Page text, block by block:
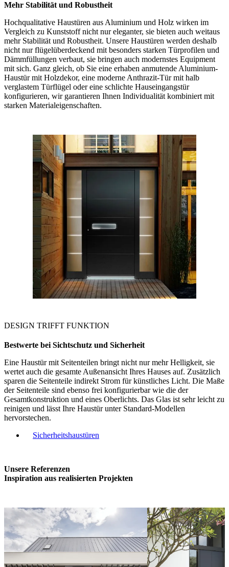
Mehr Stabilität und Robustheit
Hochqualitative Haustüren aus Aluminium und Holz wirken im
Vergleich zu Kunststoff nicht nur eleganter, sie bieten auch weitaus
mehr Stabilität und Robustheit. Unsere Haustüren werden deshalb
nicht nur flügelüberdeckend mit besonders starken Türprofilen und
Dämmfüllungen verbaut, sie bringen auch modernstes Equipment
mit sich. Ganz gleich, ob Sie eine erhaben anmutende Aluminium-
Haustür mit Holzdekor, eine moderne Anthrazit-Tür mit halb
verglastem Türflügel oder eine schlichte Hauseingangstür
konfigurieren, wir garantieren Ihnen Individualität kombiniert mit
starken Materialeigenschaften.
DESIGN TRIFFT FUNKTION
Bestwerte bei Sichtschutz und Sicherheit
Eine Haustür mit Seitenteilen bringt nicht nur mehr Helligkeit, sie
wertet auch die gesamte Außenansicht Ihres Hauses auf. Zusätzlich
sparen die Seitenteile indirekt Strom für künstliches Licht. Die Maße
der Seitenteile sind ebenso frei konfigurierbar wie die der
Gesamtkonstruktion und eines Oberlichts. Das Glas ist sehr leicht zu
reinigen und lässt Ihre Haustür unter Standard-Modellen
hervorstechen.
Sicherheitshaustüren
Unsere Referenzen
Inspiration aus realisierten Projekten